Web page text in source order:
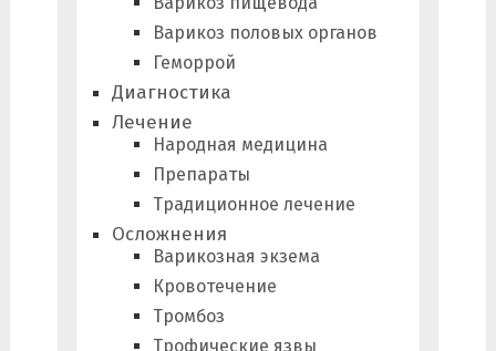
Варикоз половых органов
Геморрой
Диагностика
Лечение
Народная медицина
Препараты
Традиционное лечение
Осложнения
Варикозная экзема
Кровотечение
Тромбоз
Трофические язвы